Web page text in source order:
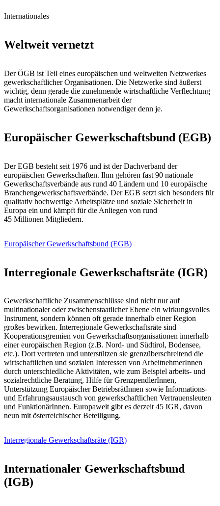
Internationales
Weltweit vernetzt
Der ÖGB ist Teil eines europäischen und weltweiten Netzwerkes
gewerkschaftlicher Organisationen. Die Netzwerke sind äußerst
wichtig, denn gerade die zunehmende wirtschaftliche Verflechtung
macht internationale Zusammenarbeit der
Gewerkschaftsorganisationen notwendiger denn je.
Europäischer Gewerkschaftsbund (EGB)
Der EGB besteht seit 1976 und ist der Dachverband der
europäischen Gewerkschaften. Ihm gehören fast 90 nationale
Gewerkschaftsverbände aus rund 40 Ländern und 10 europäische
Branchengewerkschaftsverbände. Der EGB setzt sich besonders für
qualitativ hochwertige Arbeitsplätze und soziale Sicherheit in
Europa ein und kämpft für die Anliegen von rund
45 Millionen Mitgliedern.
Europäischer Gewerkschaftsbund (EGB)
Interregionale Gewerkschaftsräte (IGR)
Gewerkschaftliche Zusammenschlüsse sind nicht nur auf
multinationaler oder zwischenstaatlicher Ebene ein wirkungsvolles
Instrument, sondern können oft gerade innerhalb einer Region
großes bewirken. Interregionale Gewerkschaftsräte sind
Kooperationsgremien von Gewerkschaftsorganisationen innerhalb
einer europäischen Region (z.B. Nord- und Südtirol, Bodensee,
etc.). Dort vertreten und unterstützen sie grenzüberschreitend die
wirtschaftlichen und sozialen Interessen von ArbeitnehmerInnen
durch unterschiedliche Aktivitäten, wie zum Beispiel arbeits- und
sozialrechtliche Beratung, Hilfe für GrenzpendlerInnen,
Unterstützung Europäischer BetriebsrätInnen sowie Informations-
und Erfahrungsaustausch von gewerkschaftlichen Vertrauensleuten
und FunktionärInnen. Europaweit gibt es derzeit 45 IGR, davon
neun mit österreichischer Beteiligung.
Interregionale Gewerkschaftsräte (IGR)
Internationaler Gewerkschaftsbund
(IGB)